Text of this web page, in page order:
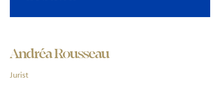
Andréa Rousseau
Jurist